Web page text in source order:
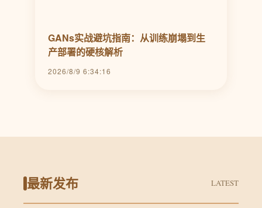
GANs实战避坑指南：从训练崩塌到生
产部署的硬核解析
2026/8/9 6:34:16
最新发布 LATEST